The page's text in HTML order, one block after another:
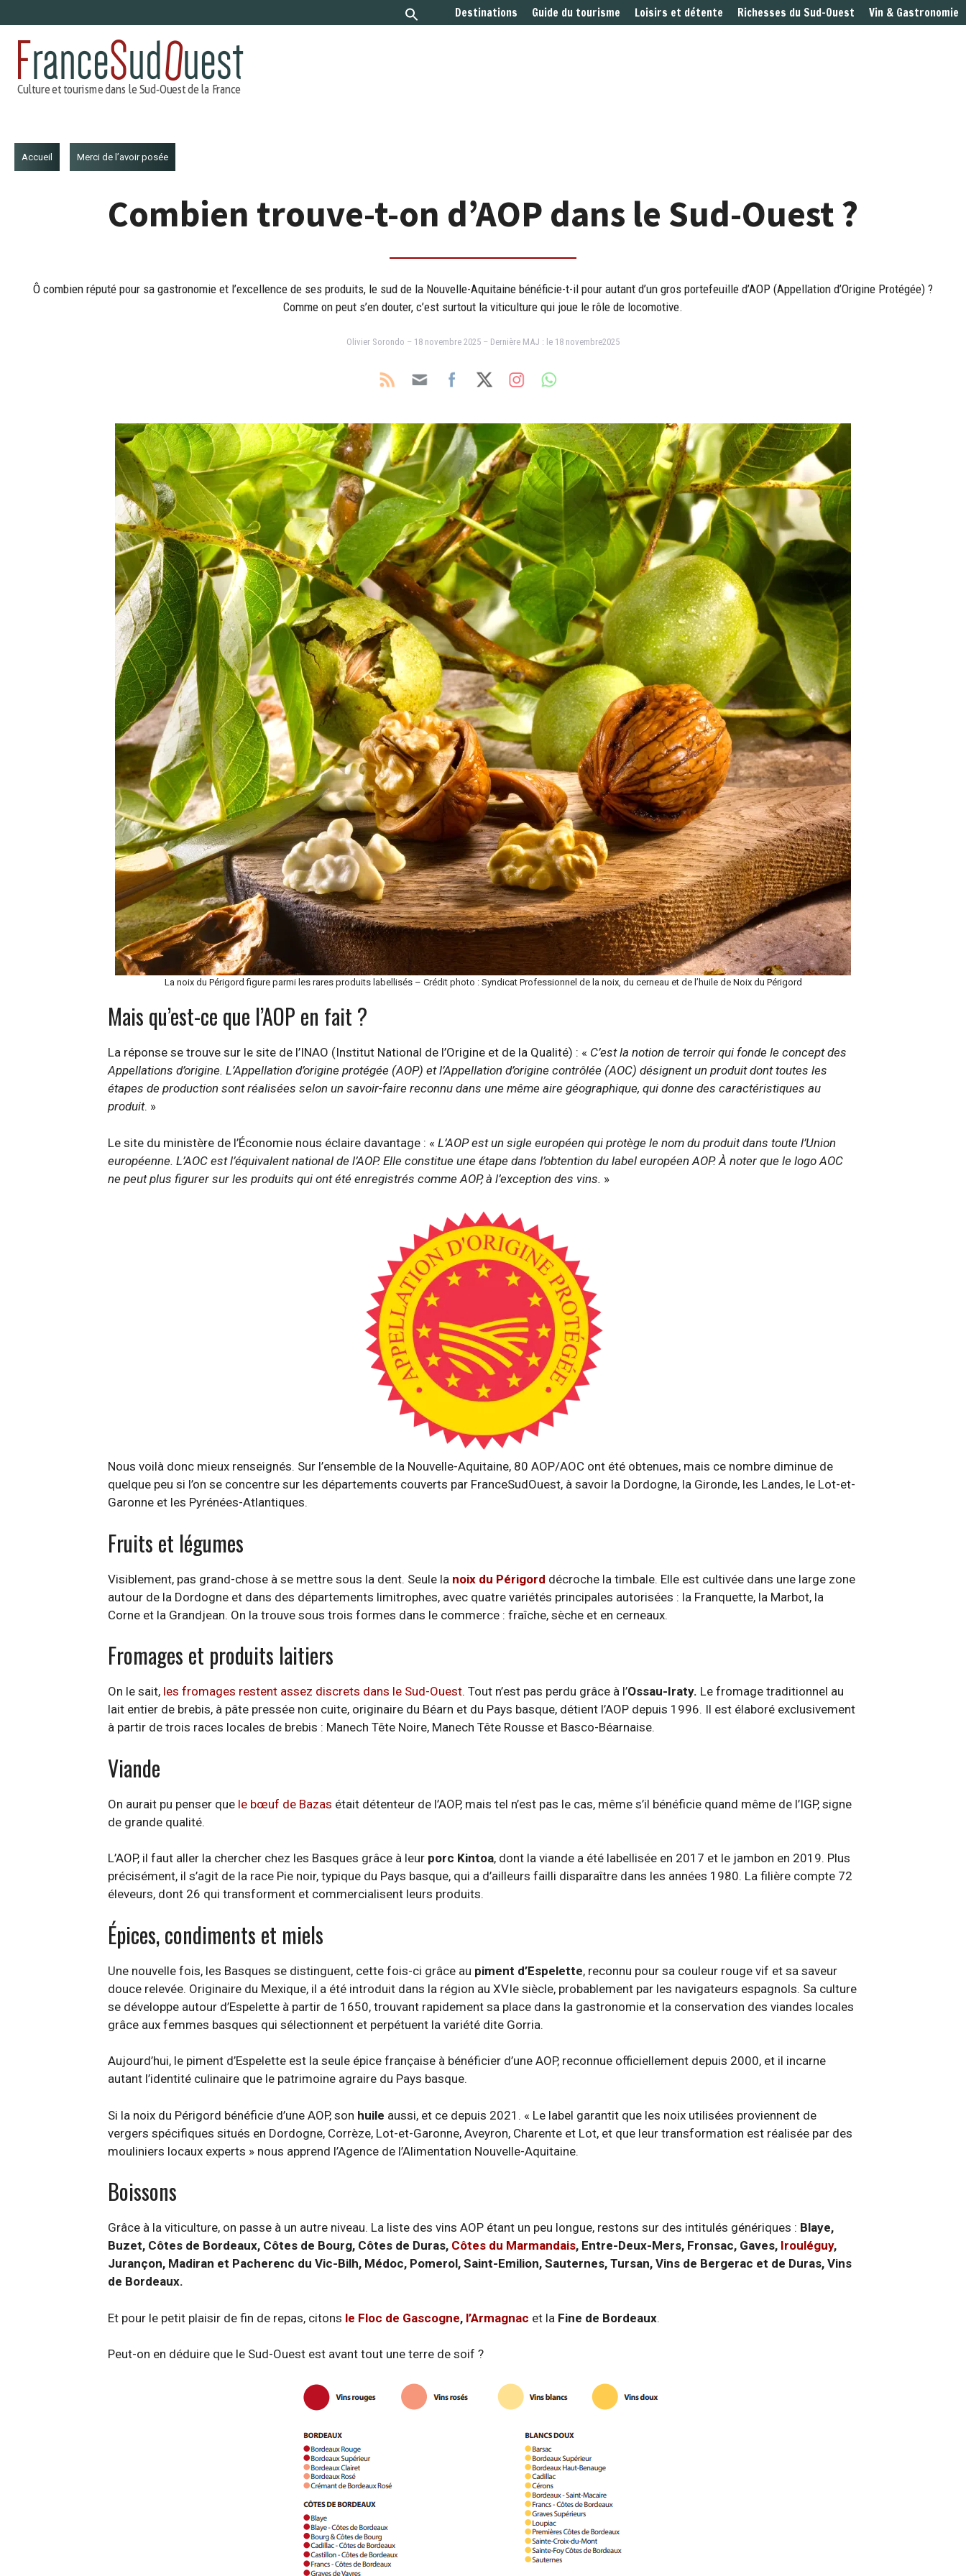
au
contenu
Destinations Guide du tourisme Loisirs et détente Richesses du Sud-Ouest Vin & Gastronomie
Accueil Merci de l’avoir posée
Combien trouve-t-on d’AOP dans le Sud-Ouest ?
Ô combien réputé pour sa gastronomie et l’excellence de ses produits, le sud de la Nouvelle-Aquitaine bénéficie-t-il pour autant d’un gros portefeuille d’AOP (Appellation d’Origine Protégée) ?
Comme on peut s’en douter, c’est surtout la viticulture qui joue le rôle de locomotive.
Olivier Sorondo – 18 novembre 2025 – Dernière MAJ : le 18 novembre2025
La noix du Périgord figure parmi les rares produits labellisés – Crédit photo : Syndicat Professionnel de la noix, du cerneau et de l’huile de Noix du Périgord
Mais qu’est-ce que l’AOP en fait ?
La réponse se trouve sur le site de l’INAO (Institut National de l’Origine et de la Qualité) : « C’est la notion de terroir qui fonde le concept des
Appellations d’origine. L’Appellation d’origine protégée (AOP) et l’Appellation d’origine contrôlée (AOC) désignent un produit dont toutes les
étapes de production sont réalisées selon un savoir-faire reconnu dans une même aire géographique, qui donne des caractéristiques au
produit. »
Le site du ministère de l’Économie nous éclaire davantage : «L’AOP est un sigle européen qui protège le nom du produit dans toute l’Union
européenne. L’AOC est l’équivalent national de l’AOP. Elle constitue une étape dans l’obtention du label européen AOP. À noter que le logo AOC
ne peut plus figurer sur les produits qui ont été enregistrés comme AOP, à l’exception des vins. »
Nous voilà donc mieux renseignés. Sur l’ensemble de la Nouvelle-Aquitaine, 80 AOP/AOC ont été obtenues, mais ce nombre diminue de
quelque peu si l’on se concentre sur les départements couverts par FranceSudOuest, à savoir la Dordogne, la Gironde, les Landes, le Lot-et-
Garonne et les Pyrénées-Atlantiques.
Fruits et légumes
Visiblement, pas grand-chose à se mettre sous la dent. Seule la noix du Périgord décroche la timbale. Elle est cultivée dans une large zone
autour de la Dordogne et dans des départements limitrophes, avec quatre variétés principales autorisées : la Franquette, la Marbot, la
Corne et la Grandjean. On la trouve sous trois formes dans le commerce : fraîche, sèche et en cerneaux.
Fromages et produits laitiers
On le sait, les fromages restent assez discrets dans le Sud-Ouest. Tout n’est pas perdu grâce à l’Ossau-Iraty. Le fromage traditionnel au
lait entier de brebis, à pâte pressée non cuite, originaire du Béarn et du Pays basque, détient l’AOP depuis 1996. Il est élaboré exclusivement
à partir de trois races locales de brebis : Manech Tête Noire, Manech Tête Rousse et Basco-Béarnaise.
Viande
On aurait pu penser que le bœuf de Bazas était détenteur de l’AOP, mais tel n’est pas le cas, même s’il bénéficie quand même de l’IGP, signe
de grande qualité.
L’AOP, il faut aller la chercher chez les Basques grâce à leur porc Kintoa, dont la viande a été labellisée en 2017 et le jambon en 2019. Plus
précisément, il s’agit de la race Pie noir, typique du Pays basque, qui a d’ailleurs failli disparaître dans les années 1980. La filière compte 72
éleveurs, dont 26 qui transforment et commercialisent leurs produits.
Épices, condiments et miels
Une nouvelle fois, les Basques se distinguent, cette fois-ci grâce au piment d’Espelette, reconnu pour sa couleur rouge vif et sa saveur
douce relevée. Originaire du Mexique, il a été introduit dans la région au XVIe siècle, probablement par les navigateurs espagnols. Sa culture
se développe autour d’Espelette à partir de 1650, trouvant rapidement sa place dans la gastronomie et la conservation des viandes locales
grâce aux femmes basques qui sélectionnent et perpétuent la variété dite Gorria.
Aujourd’hui, le piment d’Espelette est la seule épice française à bénéficier d’une AOP, reconnue officiellement depuis 2000, et il incarne
autant l’identité culinaire que le patrimoine agraire du Pays basque.
Si la noix du Périgord bénéficie d’une AOP, son huile aussi, et ce depuis 2021. « Le label garantit que les noix utilisées proviennent de
vergers spécifiques situés en Dordogne, Corrèze, Lot-et-Garonne, Aveyron, Charente et Lot, et que leur transformation est réalisée par des
mouliniers locaux experts » nous apprend l’Agence de l’Alimentation Nouvelle-Aquitaine.
Boissons
Grâce à la viticulture, on passe à un autre niveau. La liste des vins AOP étant un peu longue, restons sur des intitulés génériques : Blaye,
Buzet, Côtes de Bordeaux, Côtes de Bourg, Côtes de Duras, Côtes du Marmandais, Entre-Deux-Mers, Fronsac, Gaves, Irouléguy,
Jurançon, Madiran et Pacherenc du Vic-Bilh, Médoc, Pomerol, Saint-Emilion, Sauternes, Tursan, Vins de Bergerac et de Duras, Vins
de Bordeaux.
Et pour le petit plaisir de fin de repas, citons le Floc de Gascogne, l’Armagnac et la Fine de Bordeaux.
Peut-on en déduire que le Sud-Ouest est avant tout une terre de soif ?